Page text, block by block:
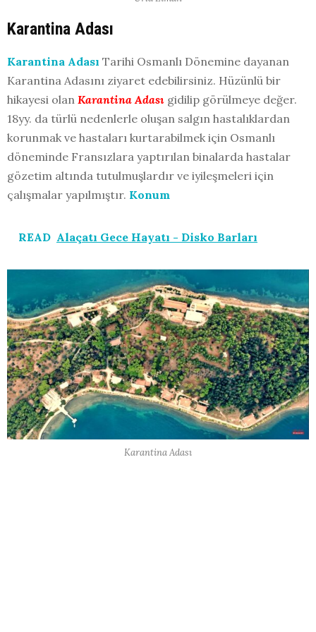
Karantina Adası
Karantina Adası Tarihi Osmanlı Dönemine dayanan
Karantina Adasını ziyaret edebilirsiniz. Hüzünlü bir
hikayesi olan Karantina Adası gidilip görülmeye değer.
18yy. da türlü nedenlerle oluşan salgın hastalıklardan
korunmak ve hastaları kurtarabilmek için Osmanlı
döneminde Fransızlara yaptırılan binalarda hastalar
gözetim altında tutulmuşlardır ve iyileşmeleri için
çalışmalar yapılmıştır. Konum
READ Alaçatı Gece Hayatı - Disko Barları
Karantina Adası